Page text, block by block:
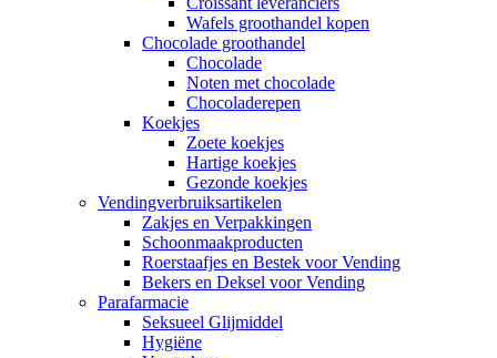
Wafels groothandel kopen
Chocolade groothandel
Chocolade
Noten met chocolade
Chocoladerepen
Koekjes
Zoete koekjes
Hartige koekjes
Gezonde koekjes
Vendingverbruiksartikelen
Zakjes en Verpakkingen
Schoonmaakproducten
Roerstaafjes en Bestek voor Vending
Bekers en Deksel voor Vending
Parafarmacie
Seksueel Glijmiddel
Hygiëne